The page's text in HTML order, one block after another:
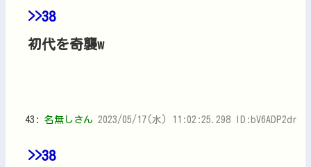
>>38
初代を奇襲w
43: 名無しさん 2023/05/17(水) 11:02:25.298 ID:bV6ADP2dr
>>38